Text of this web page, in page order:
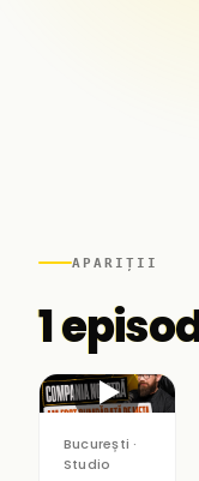
APARIȚII
1
▶
București ·
Studio